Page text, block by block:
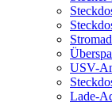
USV-
Lade-